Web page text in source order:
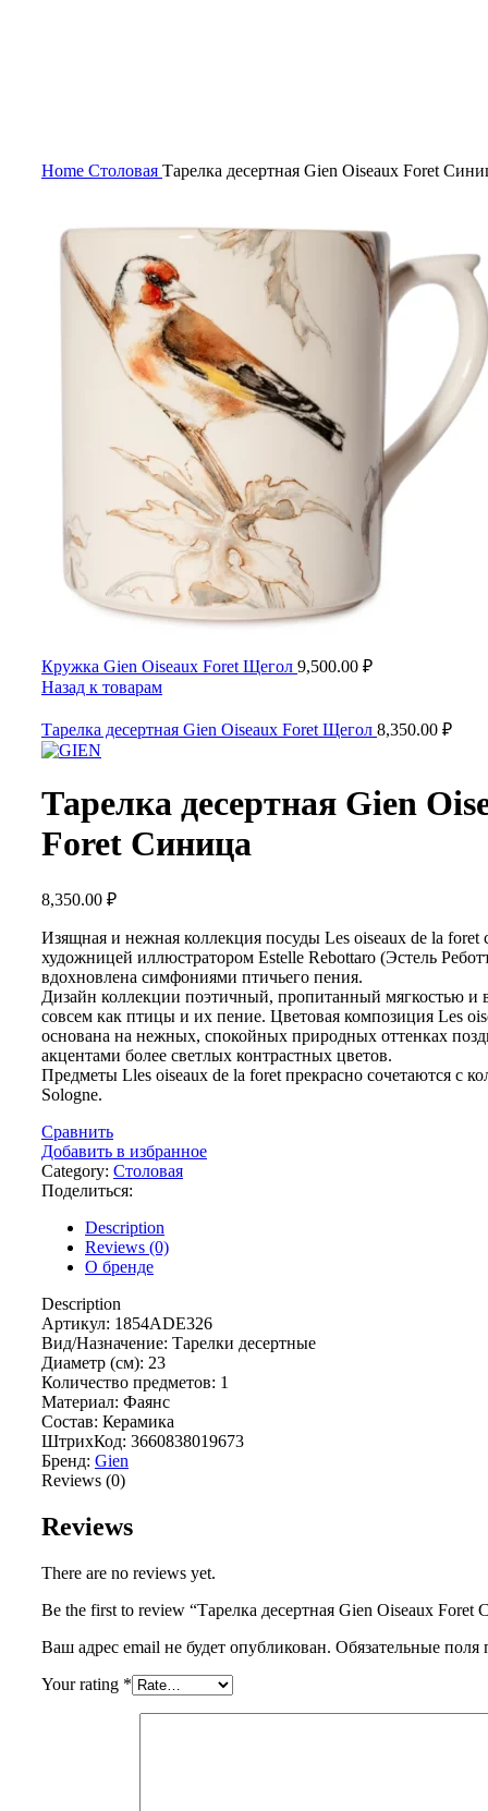
Home Столовая Тарелка десертная Gien Oiseaux Foret
Кружка Gien Oiseaux Foret Щегол 9,500.00 ₽
Назад к товарам
Тарелка десертная Gien Oiseaux Foret Щегол 8,350.00 ₽
Тарелка десертная Gien
Foret Синица
8,350.00 ₽
Изящная и нежная коллекция посуды Les oiseaux de la foret
художницей иллюстратором Estelle Rebottaro (Эстель
вдохновлена симфониями птичьего пения.
Дизайн коллекции поэтичный, пропитанный мягкостью и
совсем как птицы и их пение. Цветовая композиция Les
основана на нежных, спокойных природных оттенках
акцентами более светлых контрастных цветов.
Предметы Lles oiseaux de la foret прекрасно сочетаются с
Sologne.
Сравнить
Добавить в избранное
Category: Столовая
Поделиться:
Description
Reviews (0)
О бренде
Description
Артикул: 1854ADE326
Вид/Назначение: Тарелки десертные
Диаметр (см): 23
Количество предметов: 1
Материал: Фаянс
Состав: Керамика
ШтрихКод: 3660838019673
Бренд: Gien
Reviews (0)
Reviews
There are no reviews yet.
Be the first to review “Тарелка десертная Gien Oiseaux Foret
Ваш адрес email не будет опубликован. Обязательные
Your rating *